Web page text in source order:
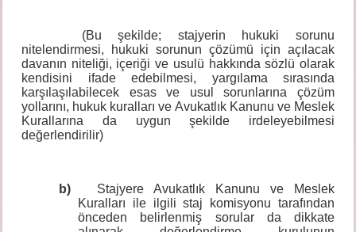
(Bu şekilde; stajyerin hukuki sorunu
nitelendirmesi, hukuki sorunun çözümü için açılacak
davanın niteliği, içeriği ve usulü hakkında sözlü olarak
kendisini ifade edebilmesi, yargılama sırasında
karşılaşılabilecek esas ve usul sorunlarına çözüm
yollarını, hukuk kuralları ve Avukatlık Kanunu ve Meslek
Kurallarına da uygun şekilde irdeleyebilmesi
değerlendirilir)
b)
Stajyere Avukatlık Kanunu ve Meslek
Kuralları ile ilgili staj komisyonu tarafından
önceden belirlenmiş sorular da dikkate